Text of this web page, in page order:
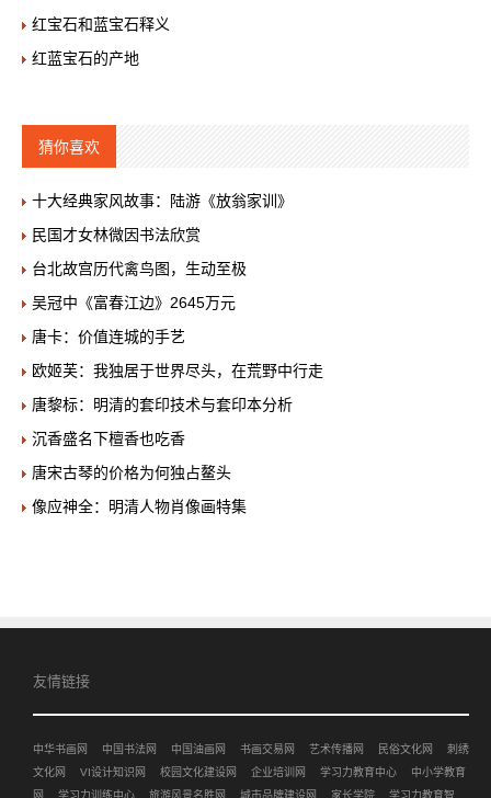
红宝石和蓝宝石释义
红蓝宝石的产地
猜你喜欢
十大经典家风故事：陆游《放翁家训》
民国才女林微因书法欣赏
台北故宫历代禽鸟图，生动至极
吴冠中《富春江边》2645万元
唐卡：价值连城的手艺
欧姬芙：我独居于世界尽头，在荒野中行走
唐黎标：明清的套印技术与套印本分析
沉香盛名下檀香也吃香
唐宋古琴的价格为何独占鳌头
像应神全：明清人物肖像画特集
友情链接
中华书画网 中国书法网 中国油画网 书画交易网 艺术传播网 民俗文化网
刺绣
文化网
VI设计知识网 校园文化建设网 企业培训网 学习力教育中心
中小学教育
网
学习力训练中心 旅游风景名胜网 城市品牌建设网 家长学院 学习力教育智